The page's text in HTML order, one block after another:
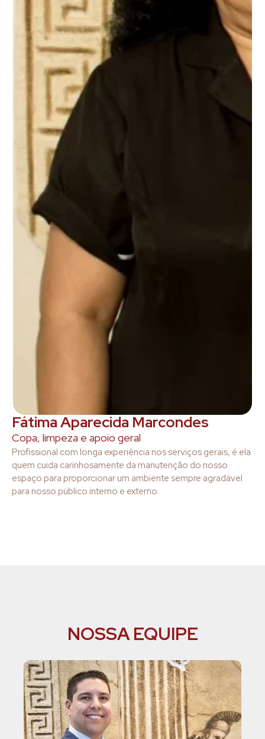
Fátima Aparecida Marcondes
Copa, limpeza e apoio geral
Profissional com longa experiência nos serviços gerais, é ela
quem cuida carinhosamente da manutenção do nosso
espaço para proporcionar um ambiente sempre agradável
para nosso público interno e externo.
NOSSA EQUIPE